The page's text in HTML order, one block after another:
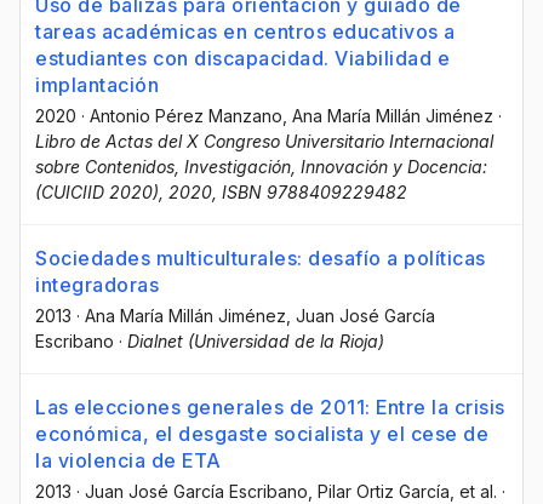
tareas académicas en centros educativos a
estudiantes con discapacidad. Viabilidad e
implantación
2020 · Antonio Pérez Manzano , Ana María Millán Jiménez ·
Libro de Actas del X Congreso Universitario Internacional
sobre Contenidos, Investigación, Innovación y Docencia:
(CUICIID 2020), 2020, ISBN 9788409229482
Sociedades multiculturales: desafío a políticas
integradoras
2013 · Ana María Millán Jiménez , Juan José García
Escribano · Dialnet (Universidad de la Rioja)
Las elecciones generales de 2011: Entre la crisis
económica, el desgaste socialista y el cese de
la violencia de ETA
2013 · Juan José García Escribano , Pilar Ortiz García , et al. ·